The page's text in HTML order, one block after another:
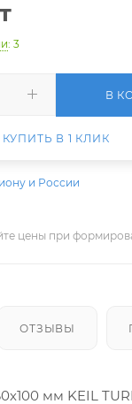
: 3
В
КУПИТЬ В 1 КЛИК
и России
цены при
ОТЗЫВЫ
мм KEIL